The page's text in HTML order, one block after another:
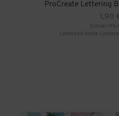
ProCreate Lettering
1,90
Enthält 19%
Lieferzeit: keine